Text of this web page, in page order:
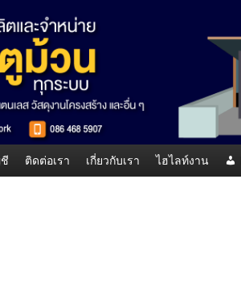
ติดต่อเรา เกี่ยวกับเรา ไฮไลท์งาน